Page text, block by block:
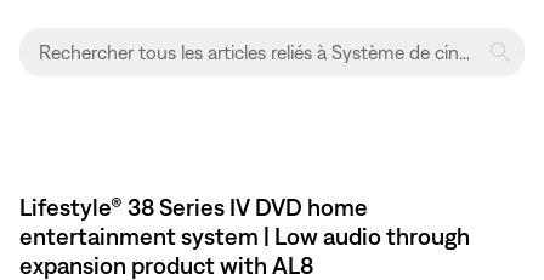
Lifestyle® 38 Series IV DVD home
entertainment system | Low audio through
expansion product with AL8